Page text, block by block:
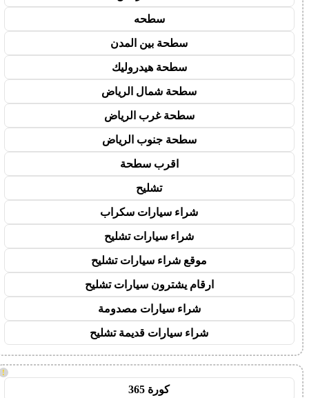
سطحه
سطحة بين المدن
سطحة هيدروليك
سطحة شمال الرياض
سطحة غرب الرياض
سطحة جنوب الرياض
اقرب سطحة
تشليح
شراء سيارات سكراب
شراء سيارات تشليح
موقع شراء سيارات تشليح
ارقام يشترون سيارات تشليح
شراء سيارات مصدومة
شراء سيارات قديمة تشليح
!
كورة 365